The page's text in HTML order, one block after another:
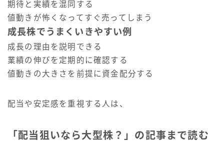
期待と実績を混同する
値動きが怖くなってすぐ売ってしまう
成長株でうまくいきやすい例
成長の理由を説明できる
業績の伸びを定期的に確認する
値動きの大きさを前提に資金配分する
配当や安定感を重視する人は、
「配当狙いなら大型株？」の記事まで読む